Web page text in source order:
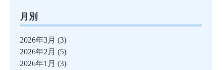
月別
2026年3月 (3)
2026年2月 (5)
2026年1月 (3)